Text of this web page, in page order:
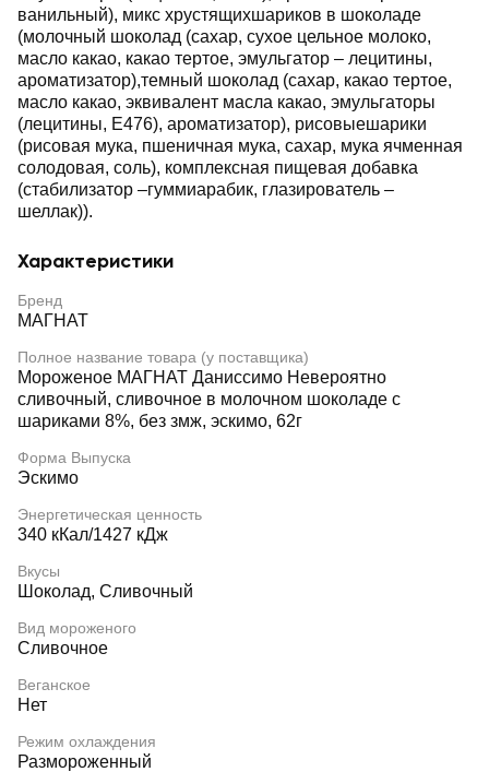
ванильный), микс хрустящихшариков в шоколаде
(молочный шоколад (сахар, сухое цельное молоко,
масло какао, какао тертое, эмульгатор – лецитины,
ароматизатор),темный шоколад (сахар, какао тертое,
масло какао, эквивалент масла какао, эмульгаторы
(лецитины, Е476), ароматизатор), рисовыешарики
(рисовая мука, пшеничная мука, сахар, мука ячменная
солодовая, соль), комплексная пищевая добавка
(стабилизатор –гуммиарабик, глазирователь –
шеллак)).
Характеристики
Бренд
МАГНАТ
Полное название товара (у поставщика)
Мороженое МАГНАТ Даниссимо Невероятно
сливочный, сливочное в молочном шоколаде с
шариками 8%, без змж, эскимо, 62г
Форма Выпуска
Эскимо
Энергетическая ценность
340 кКал/1427 кДж
Вкусы
Шоколад, Сливочный
Вид мороженого
Сливочное
Веганское
Нет
Режим охлаждения
Размороженный